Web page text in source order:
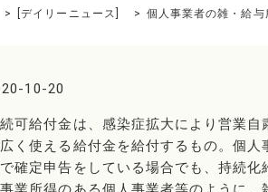
[デイリーニュース 個人事業者の雑・給
10-20
可給付金は、感染症拡大により営業
く使える給付金を給付するもの。個
確定申告をしている場合でも、持続